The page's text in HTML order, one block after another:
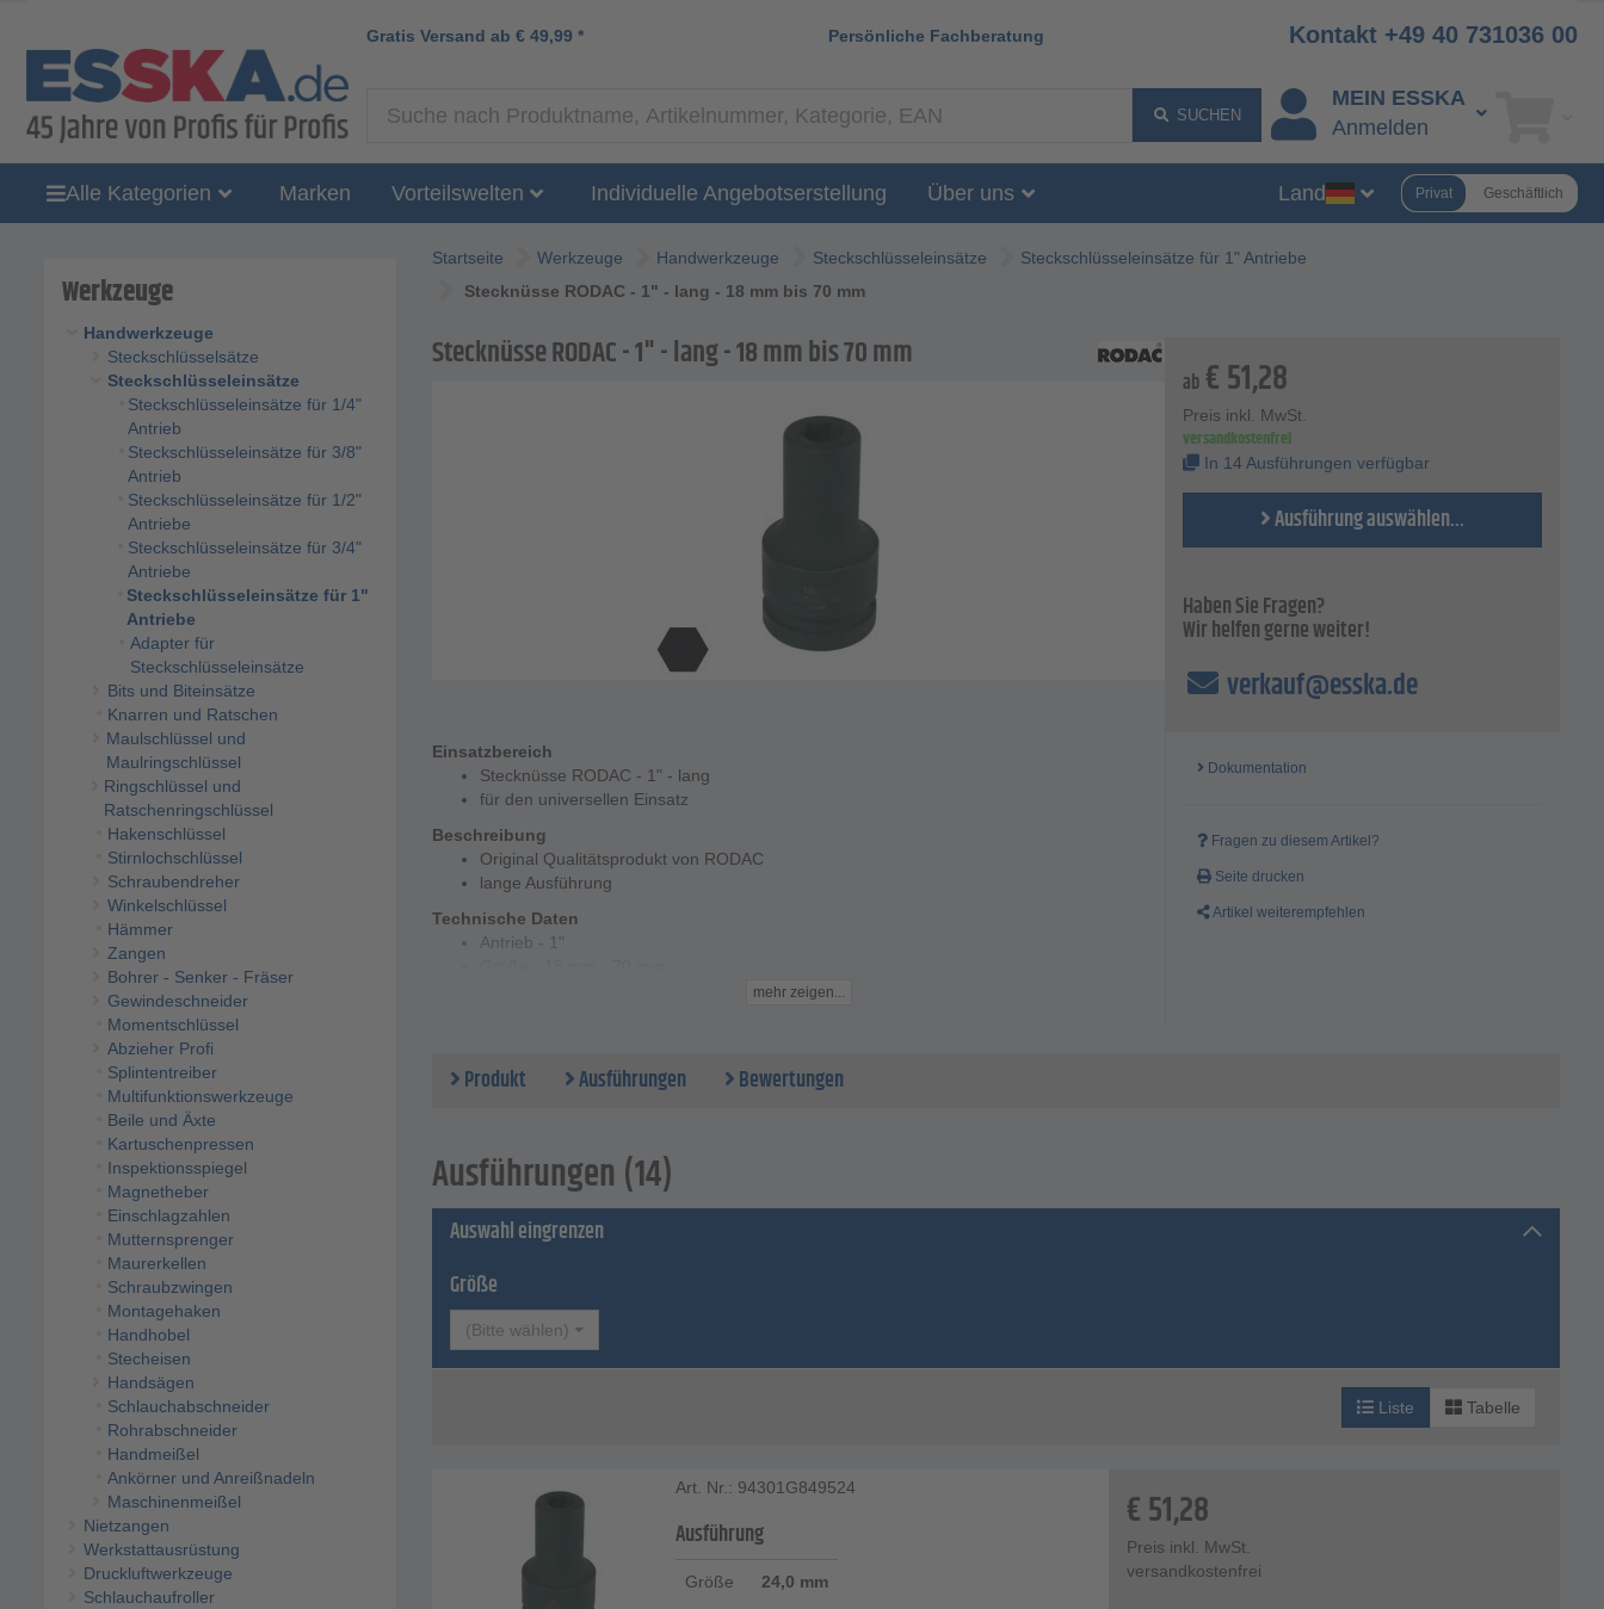
Gratis Versand ab € 49,99 * Persönliche Fachberatung Kontakt +49 40 731036 00
SUCHEN
MEIN ESSKA
Anmelden
Alle Kategorien Marken Vorteilswelten Individuelle Angebotserstellung Über uns Land Privat Geschäftlich
Werkzeuge
Handwerkzeuge
Steckschlüsselsätze
Steckschlüsseleinsätze
Steckschlüsseleinsätze für 1/4"
Antrieb
Steckschlüsseleinsätze für 3/8"
Antrieb
Steckschlüsseleinsätze für 1/2"
Antriebe
Steckschlüsseleinsätze für 3/4"
Antriebe
Steckschlüsseleinsätze für 1"
Antriebe
Adapter für
Steckschlüsseleinsätze
Bits und Biteinsätze
Knarren und Ratschen
Maulschlüssel und
Maulringschlüssel
Ringschlüssel und
Ratschenringschlüssel
Hakenschlüssel
Stirnlochschlüssel
Schraubendreher
Winkelschlüssel
Hämmer
Zangen
Bohrer - Senker - Fräser
Gewindeschneider
Momentschlüssel
Abzieher Profi
Splintentreiber
Multifunktionswerkzeuge
Beile und Äxte
Kartuschenpressen
Inspektionsspiegel
Magnetheber
Einschlagzahlen
Mutternsprenger
Maurerkellen
Schraubzwingen
Montagehaken
Handhobel
Stecheisen
Handsägen
Schlauchabschneider
Rohrabschneider
Handmeißel
Ankörner und Anreißnadeln
Maschinenmeißel
Nietzangen
Werkstattausrüstung
Druckluftwerkzeuge
Schlauchaufroller
Startseite Werkzeuge Handwerkzeuge Steckschlüsseleinsätze
Steckschlüsseleinsätze für 1" Antriebe
Stecknüsse RODAC - 1" - lang - 18 mm bis 70 mm
Stecknüsse RODAC - 1" - lang - 18 mm bis 70 mm
Einsatzbereich
Stecknüsse RODAC - 1" - lang
für den universellen Einsatz
Beschreibung
Original Qualitätsprodukt von RODAC
lange Ausführung
Technische Daten
Antrieb - 1"
mehr zeigen...
ab €51,28
Preis inkl. MwSt.
versandkostenfrei
In 14 Ausführungen verfügbar
Ausführung auswählen...
Haben Sie Fragen?
Wir helfen gerne weiter!
verkauf@esska.de
Dokumentation
Fragen zu diesem Artikel?
Seite drucken
Artikel weiterempfehlen
Produkt Ausführungen Bewertungen
Ausführungen (14)
Auswahl eingrenzen
Größe
(Bitte wählen)
Liste Tabelle
Art. Nr.: 94301G849524
Ausführung
Größe 24,0 mm
€51,28
Preis inkl. MwSt.
versandkostenfrei